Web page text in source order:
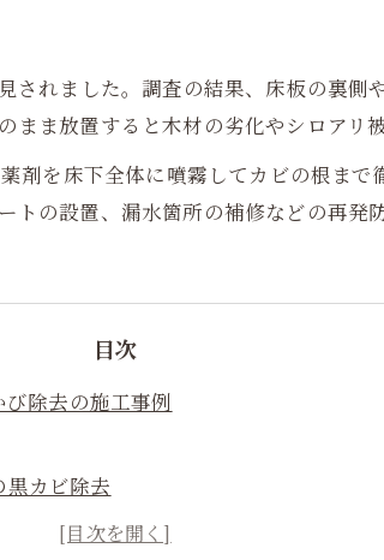
されました。調査の結果、床板の裏
ま放置すると木材の劣化やシロアリ
剤を床下全体に噴霧してカビの根ま
トの設置、漏水箇所の補修などの再発
目次
び除去の施工事例
黒カビ除去
状のカビの除去